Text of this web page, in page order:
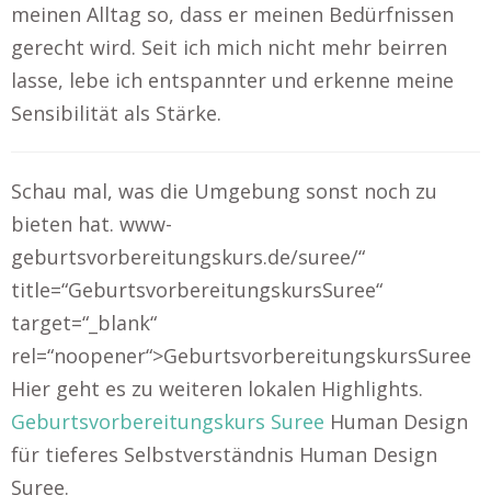
meinen Alltag so, dass er meinen Bedürfnissen
gerecht wird. Seit ich mich nicht mehr beirren
lasse, lebe ich entspannter und erkenne meine
Sensibilität als Stärke.
Schau mal, was die Umgebung sonst noch zu
bieten hat. www-
geburtsvorbereitungskurs.de/suree/“
title=“GeburtsvorbereitungskursSuree“
target=“_blank“
rel=“noopener“>GeburtsvorbereitungskursSuree
Hier geht es zu weiteren lokalen Highlights.
Geburtsvorbereitungskurs Suree Human Design
für tieferes Selbstverständnis Human Design
Suree.